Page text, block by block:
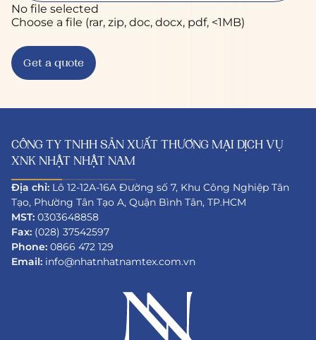
No file selected
Choose a file (rar, zip, doc, docx, pdf, <1MB)
CÔNG TY TNHH SẢN XUẤT THƯƠNG MẠI DỊCH VỤ
XNK NHẬT NHẬT NAM
Địa chỉ: Lô 12-12A-16A Đường số 7, Khu Công Nghiệp Tân
Tạo, Phường Tân Tạo A, Quận Bình Tân, TP.HCM
MST: 0303648858
Fax: (028) 37542597
Phone: 0866 472 129
Email: info@nhatnhatnamtex.com.vn